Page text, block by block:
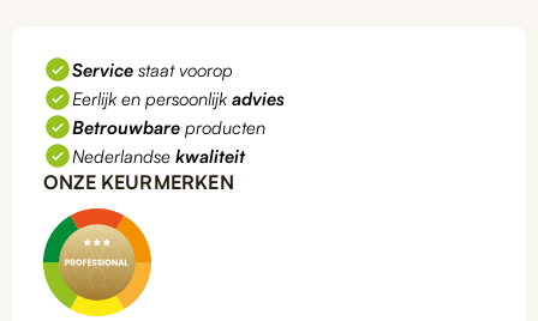
Service staat voorop
Eerlijk en persoonlijk advies
Betrouwbare producten
Nederlandse kwaliteit
ONZE KEURMERKEN